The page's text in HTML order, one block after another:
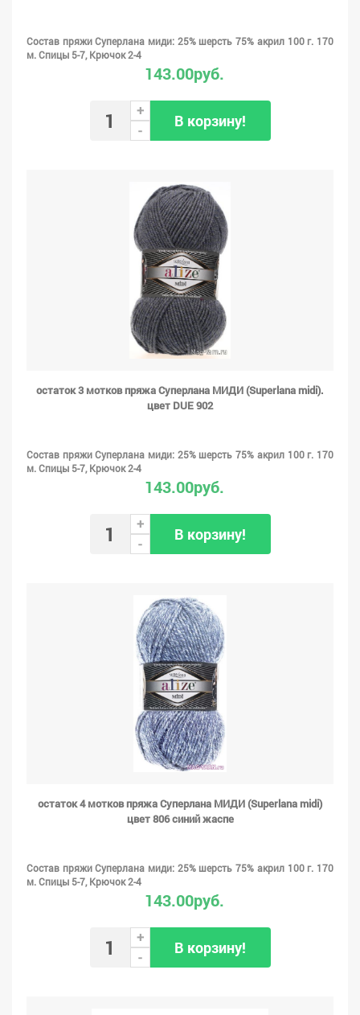
Состав пряжи Суперлана миди: 25% шерсть 75% акрил 100 г. 170
м. Спицы 5-7, Крючок 2-4
143.00руб.
+
-
В корзину!
остаток 3 мотков пряжа Суперлана МИДИ (Superlana midi).
цвет DUE 902
Состав пряжи Суперлана миди: 25% шерсть 75% акрил 100 г. 170
м. Спицы 5-7, Крючок 2-4
143.00руб.
+
-
В корзину!
остаток 4 мотков пряжа Суперлана МИДИ (Superlana midi)
цвет 806 синий жаспе
Состав пряжи Суперлана миди: 25% шерсть 75% акрил 100 г. 170
м. Спицы 5-7, Крючок 2-4
143.00руб.
+
-
В корзину!